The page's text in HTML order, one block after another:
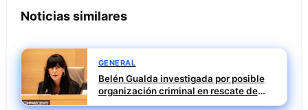
Noticias similares
GENERAL
Belén Gualda investigada por posible
organización criminal en rescate de
Tubos Reunidos